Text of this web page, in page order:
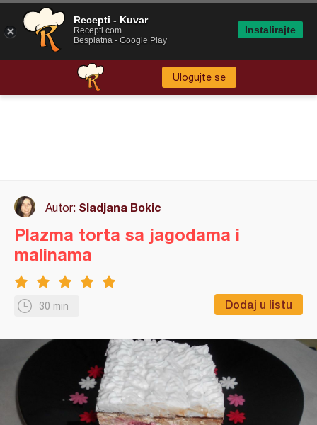
Ulogujte se
Autor: Sladjana Bokic
30 min Dodaj u listu
Plazma torta sa jagodama i
malinama
Recepti - Kuvar
Recepti.com
Besplatna - Google Play
Instalirajte